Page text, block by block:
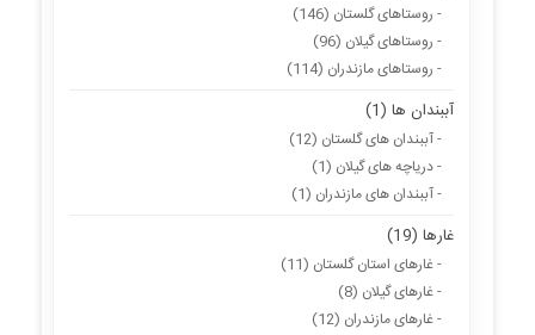
- روستاهای گلستان (146)
- روستاهای گیلان (96)
- روستاهای مازندران (114)
آببندان ها (1)
- آببندان های گلستان (12)
- دریاچه های گیلان (1)
- آببندان های مازندران (1)
غارها (19)
- غارهای استان گلستان (11)
- غارهای گیلان (8)
- غارهای مازندران (12)